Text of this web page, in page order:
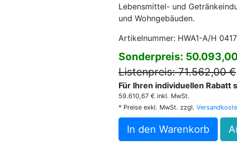
Lebensmittel- und
und Wohngebäuden.
Artikelnummer: HWA1-A/H
Sonderpreis:
Listenpreis: 71.562,00 €
Für Ihren individuellen Rabatt
59.610,67 € inkl. MwSt.
* Preise exkl. MwSt. zzgl.
In den Warenkorb